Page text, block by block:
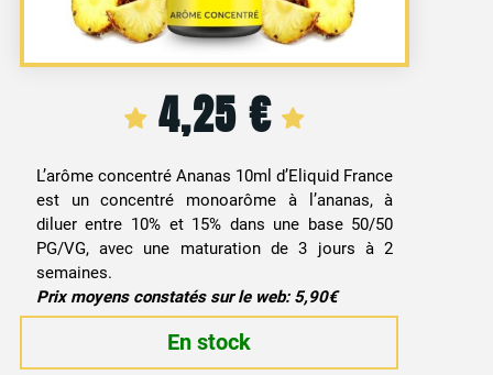
4,25 €
L’arôme concentré Ananas 10ml d’Eliquid France
est un concentré monoarôme à l’ananas, à
diluer entre 10% et 15% dans une base 50/50
PG/VG, avec une maturation de 3 jours à 2
semaines.
Prix moyens constatés sur le web: 5,90€
En stock